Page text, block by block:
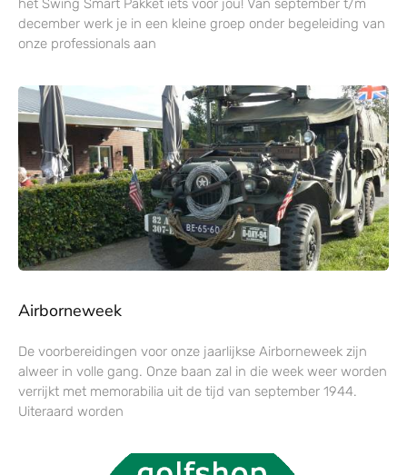
het Swing Smart Pakket iets voor jou! Van september t/m
december werk je in een kleine groep onder begeleiding van
onze professionals aan
Airborneweek
De voorbereidingen voor onze jaarlijkse Airborneweek zijn
alweer in volle gang. Onze baan zal in die week weer worden
verrijkt met memorabilia uit de tijd van september 1944.
Uiteraard worden